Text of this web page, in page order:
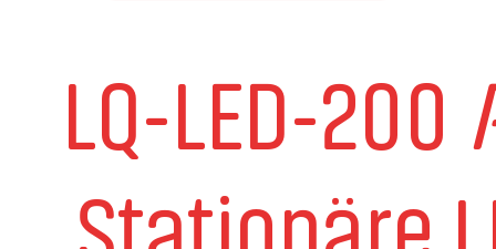
LQ-LED-200
Stationäre